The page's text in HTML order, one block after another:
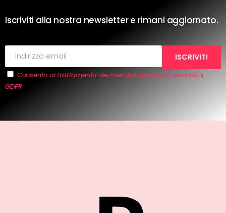
Iscriviti alla nostra newsletter e rimani aggiornato.
Consento al trattamento dei miei dati personali secondo il
GDPR